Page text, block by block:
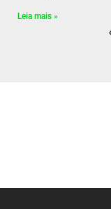
Leia mais »